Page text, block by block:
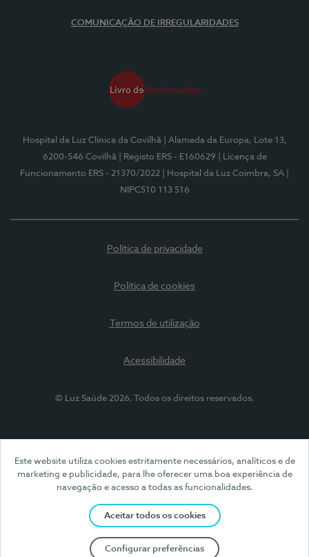
Este website utiliza cookies estritamente necessários, analíticos e de
marketing e publicidade, para lhe oferecer uma boa experiência de
navegação e acesso a todas as funcionalidades.
Aceitar todos os cookies
Configurar preferências
COMUNICAÇÃO DE IRREGULARIDADES
Hospital da Luz Clínica da Covilhã
| Alameda da Europa, Lote 13,
6200-546 Covilhã
| Registo ERS - E160629
| Licença de
Funcionamento ERS - 21370/2022
| Hospital da Luz Coimbra, SA
NIPC510 113 516
Política de privacidade
Política de cookies
Termos de utilização
Acessibilidade
© Luz Saúde 2026. Todos os direitos reservados.